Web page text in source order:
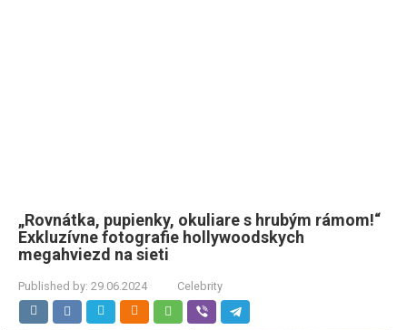
„Rovnátka, pupienky, okuliare s hrubým rámom!“
Exkluzívne fotografie hollywoodskych
megahviezd na sieti
Published by: 29.06.2024 Celebrity